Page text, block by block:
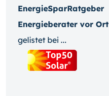
EnergieSparRatgeber
Energieberater vor Ort
gelistet bei ...